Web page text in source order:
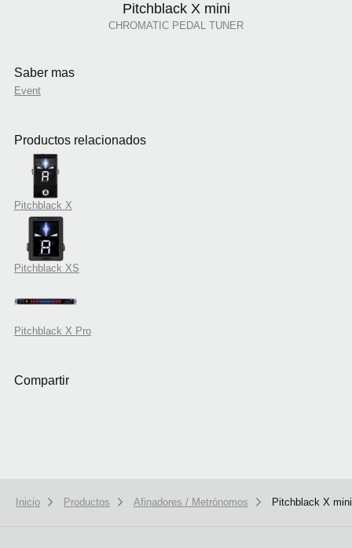
Pitchblack X mini
CHROMATIC PEDAL TUNER
Saber mas
Event
Productos relacionados
Pitchblack X
Pitchblack XS
Pitchblack X Pro
Compartir
Inicio Productos Afinadores / Metrónomos Pitchblack X mini